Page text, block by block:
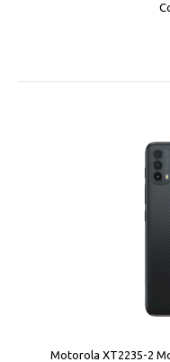
Motorola XT2235-2